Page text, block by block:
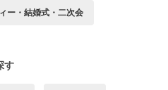
ー・結婚式・二次会
す